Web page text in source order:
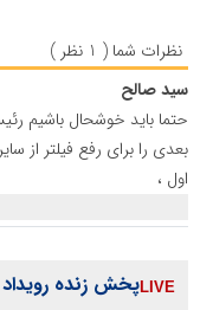
نظرات شما ( 1 نظر )
سید صالح
حتما باید خوشحال باشیم
بعدی را برای رفع فیلتر از
اول ،
پخش زنده رویداد